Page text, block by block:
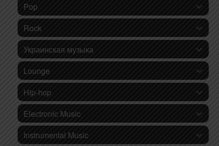
Pop
Rock
Украинская музыка
Lounge
Hip-hop
Electronic Music
Instrumental Music